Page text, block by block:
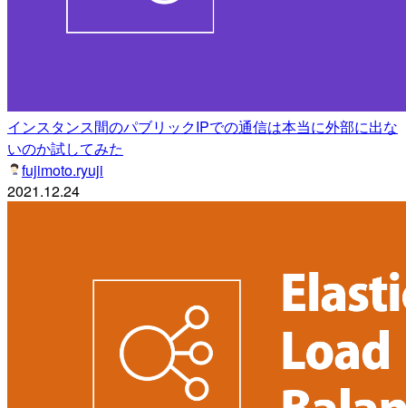
インスタンス間のパブリックIPでの通信は本当に外部に出な
いのか試してみた
fujimoto.ryuji
2021.12.24